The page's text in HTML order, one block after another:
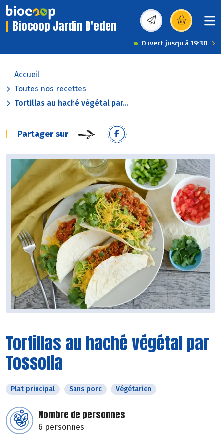
Biocoop Jardin D'eden (s’ouvre dans une
Ouvert jusqu'à 19:30
Accueil
Toutes nos recettes
Tortillas au haché végétal par...
Partager sur
Tortillas au haché végétal par
Tossolia
Plat principal Sans porc Végétarien
Nombre de personnes
6 personnes